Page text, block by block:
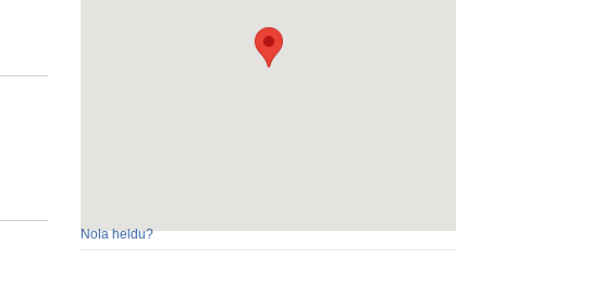
Nola heldu?